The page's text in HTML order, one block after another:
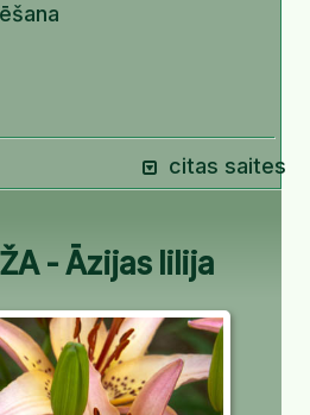
citas saites
- Āzijas lilija